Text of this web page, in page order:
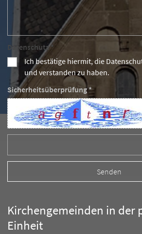
Datenschutz *
Ich bestätige hiermit, die
und verstanden zu haben.
Sicherheitsüberprüfung *
Kirchengemeinden in der
Einheit